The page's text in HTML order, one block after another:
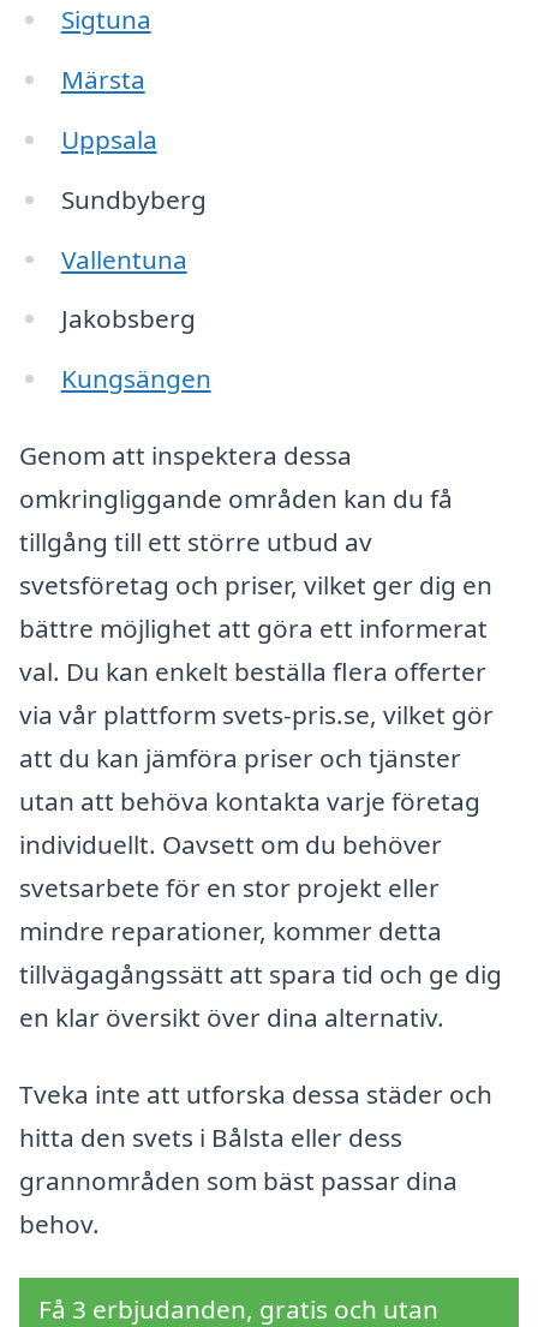
Sigtuna
Märsta
Uppsala
Sundbyberg
Vallentuna
Jakobsberg
Kungsängen
Genom att inspektera dessa
omkringliggande områden kan du få
tillgång till ett större utbud av
svetsföretag och priser, vilket ger dig en
bättre möjlighet att göra ett informerat
val. Du kan enkelt beställa flera offerter
via vår plattform svets-pris.se, vilket gör
att du kan jämföra priser och tjänster
utan att behöva kontakta varje företag
individuellt. Oavsett om du behöver
svetsarbete för en stor projekt eller
mindre reparationer, kommer detta
tillvägagångssätt att spara tid och ge dig
en klar översikt över dina alternativ.
Tveka inte att utforska dessa städer och
hitta den svets i Bålsta eller dess
grannområden som bäst passar dina
behov.
Få 3 erbjudanden, gratis och utan